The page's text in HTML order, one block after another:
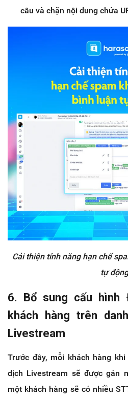
câu và chặn nội dung chứa
Cải thiện tính năng hạn chế
tự động
6. Bổ sung cấu
khách hàng trên
Livestream
Trước đây, mỗi khách hàng
dịch Livestream sẽ được gán
một khách hàng sẽ có nhiều